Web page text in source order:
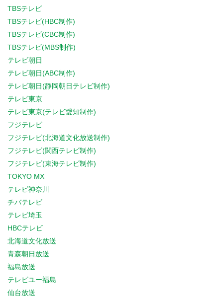
TBSテレビ
TBSテレビ(HBC制作)
TBSテレビ(CBC制作)
TBSテレビ(MBS制作)
テレビ朝日
テレビ朝日(ABC制作)
テレビ朝日(静岡朝日テレビ制作)
テレビ東京
テレビ東京(テレビ愛知制作)
フジテレビ
フジテレビ(北海道文化放送制作)
フジテレビ(関西テレビ制作)
フジテレビ(東海テレビ制作)
TOKYO MX
テレビ神奈川
チバテレビ
テレビ埼玉
HBCテレビ
北海道文化放送
青森朝日放送
福島放送
テレビユー福島
仙台放送